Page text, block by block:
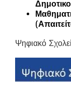
Ψηφιακό